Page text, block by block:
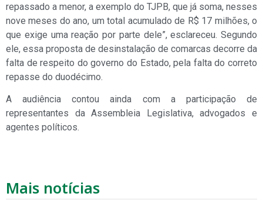
repassado a menor, a exemplo do TJPB, que já soma, nesses
nove meses do ano, um total acumulado de R$ 17 milhões, o
que exige uma reação por parte dele”, esclareceu. Segundo
ele, essa proposta de desinstalação de comarcas decorre da
falta de respeito do governo do Estado, pela falta do correto
repasse do duodécimo.
A audiência contou ainda com a participação de
representantes da Assembleia Legislativa, advogados e
agentes políticos.
Mais notícias